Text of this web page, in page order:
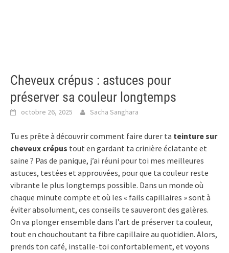
Cheveux crépus : astuces pour
préserver sa couleur longtemps
octobre 26, 2025 Sacha Sanghara
Tu es prête à découvrir comment faire durer ta teinture sur
cheveux crépus tout en gardant ta crinière éclatante et
saine ? Pas de panique, j’ai réuni pour toi mes meilleures
astuces, testées et approuvées, pour que ta couleur reste
vibrante le plus longtemps possible. Dans un monde où
chaque minute compte et où les « fails capillaires » sont à
éviter absolument, ces conseils te sauveront des galères.
On va plonger ensemble dans l’art de préserver ta couleur,
tout en chouchoutant ta fibre capillaire au quotidien. Alors,
prends ton café, installe-toi confortablement, et voyons